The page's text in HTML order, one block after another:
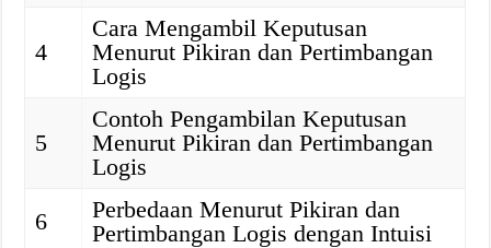
4
Cara Mengambil Keputusan
Menurut Pikiran dan Pertimbangan
Logis
5
Contoh Pengambilan Keputusan
Menurut Pikiran dan Pertimbangan
Logis
6
Perbedaan Menurut Pikiran dan
Pertimbangan Logis dengan Intuisi